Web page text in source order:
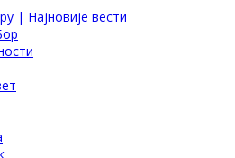
| Најновије вести